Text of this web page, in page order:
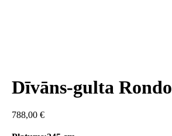
Dīvāns-gulta Rondo
788,00 €